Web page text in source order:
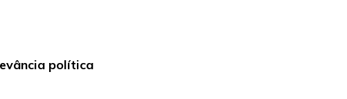
política